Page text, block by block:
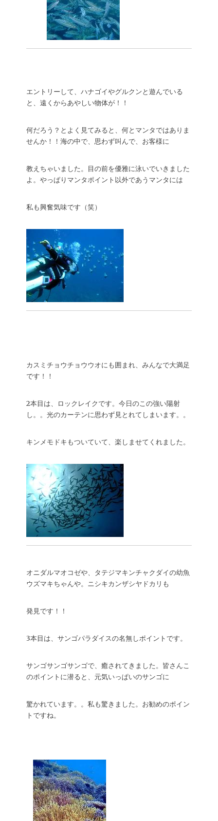
エントリーして、ハナゴイやグルクンと遊んでいる
と、遠くからあやしい物体が！！
何だろう？とよく見てみると、何とマンタではありま
せんか！！海の中で、思わず叫んで、お客様に
教えちゃいました。目の前を優雅に泳いでいきました
よ。やっぱりマンタポイント以外であうマンタには
私も興奮気味です（笑）
カスミチョウチョウウオにも囲まれ、みんなで大満足
です！！
2本目は、ロックレイクです。今日のこの強い陽射
し。。光のカーテンに思わず見とれてしまいます。。
キンメモドキもついていて、楽しませてくれました。
オニダルマオコゼや、タテジマキンチャクダイの幼魚
ウズマキちゃんや。ニシキカンザシヤドカリも
発見です！！
3本目は、サンゴパラダイスの名無しポイントです。
サンゴサンゴサンゴで、癒されてきました。皆さんこ
のポイントに潜ると、元気いっぱいのサンゴに
驚かれています。。私も驚きました。お勧めのポイン
トですね。